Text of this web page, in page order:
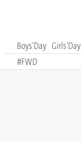
Boys'Day Girls'Day
#FWD